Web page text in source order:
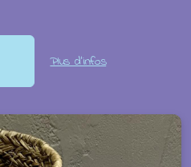
Plus d'infos